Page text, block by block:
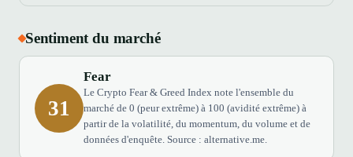
Sentiment du marché
31
Fear
Le Crypto Fear & Greed Index note l'ensemble du
marché de 0 (peur extrême) à 100 (avidité extrême) à
partir de la volatilité, du momentum, du volume et de
données d'enquête. Source : alternative.me.